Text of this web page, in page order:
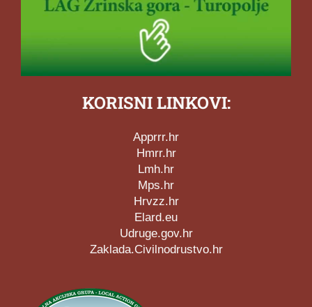
KORISNI LINKOVI:
Apprrr.hr
Hmrr.hr
Lmh.hr
Mps.hr
Hrvzz.hr
Elard.eu
Udruge.gov.hr
Zaklada.Civilnodrustvo.hr